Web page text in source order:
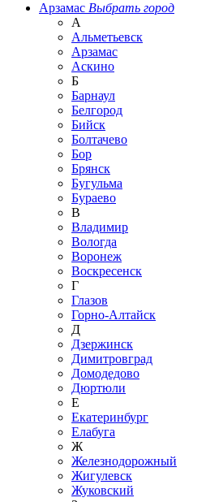
Арзамас Выбрать город
А
Альметьевск
Арзамас
Аскино
Б
Барнаул
Белгород
Бийск
Болтачево
Бор
Брянск
Бугульма
Бураево
В
Владимир
Вологда
Воронеж
Воскресенск
Г
Глазов
Горно-Алтайск
Д
Дзержинск
Димитровград
Домодедово
Дюртюли
Е
Екатеринбург
Елабуга
Ж
Железнодорожный
Жигулевск
Жуковский